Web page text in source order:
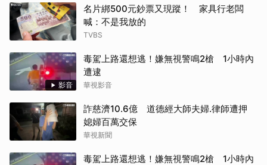
名片綁500元鈔票又現蹤！ 家具行老闆
喊：不是我放的
TVBS
影音
毒駕上路還想逃！嫌無視警鳴2槍 1小時內
遭逮
華視影音
詐慈濟10.6億 道德經大師夫婦.律師遭押
媳婦百萬交保
華視新聞
毒駕上路還想逃！嫌無視警鳴2槍 1小時內